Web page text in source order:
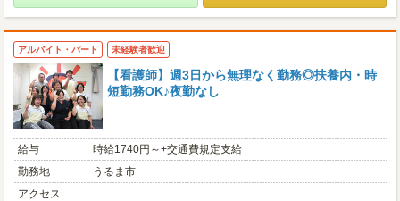
アルバイト・パート 未経験者歓迎
【看護師】週3日から無理なく勤務◎扶養内・時
短勤務OK♪夜勤なし
給与
時給1740円～+交通費規定支給
勤務地
うるま市
アクセス